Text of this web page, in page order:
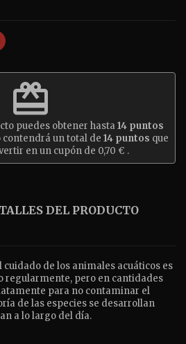
redeem
puedes obtener hasta14 puntos
un total de 14puntos que
en un cupón de 0,70 € .
DEL PRODUCTO
de los animales acuáticos es
regularmente, pero en cantidades
para no contaminar el
de las especies se desarrollan
a lo largo del día.